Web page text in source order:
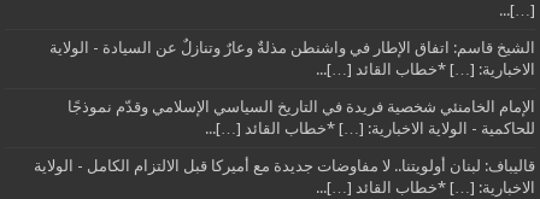
[…]...
الشيخ قاسم: اتفاق الإطار في واشنطن مذلةٌ وعارٌ وتنازلٌ عن السيادة - الولاية
الاخبارية: […] *خطاب القائد […]...
الإمام الخامنئي شخصية فريدة في التاريخ السياسي الإسلامي وقدّم نموذجًا
للحاكمية - الولاية الاخبارية: […] *خطاب القائد […]...
قاليباف: لبنان أولويتنا.. لا مفاوضات جديدة مع أميركا قبل الالتزام الكامل - الولاية
الاخبارية: […] *خطاب القائد […]...